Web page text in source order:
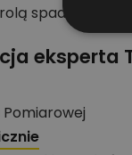
spadków
eksperta